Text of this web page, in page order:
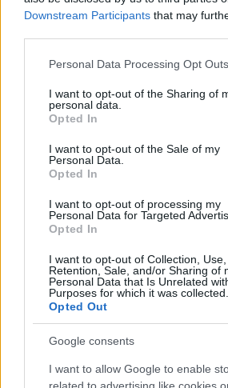
Downstream Participants that may
Please note that this website/app uses
not limited to your visit or usage
grant or deny consent to Google and its
use your data for below specified
consent section.
Personal Data Processing Opt Outs
I want to opt-out of the Sharing of
personal data.
Opted In
I want to opt-out of the Sale of my
Personal Data.
Opted In
I want to opt-out of processing my
Personal Data for Targeted
Opted In
I want to opt-out of Collection, Use,
Retention, Sale, and/or Sharing of
Personal Data that Is Unrelated
Purposes for which it was collected.
Opted Out
Google consents
I want to allow Google to enable
koreográfusé, Bozsik Yvette-é. A
ugyanis: a rendező-koreográfus
kényszerűségből kimaradt
újragondolva és -strukturálva. Az
univerzumban való jártassága
képek, érzések, hangulatok
Gyermekjátékokig -, miközben
hosszú évek során elraktározott
műalkotás azÚjravágvacímű
Markó Róbert kritikája az
A cikk folytatása a Tánckritika.hu-